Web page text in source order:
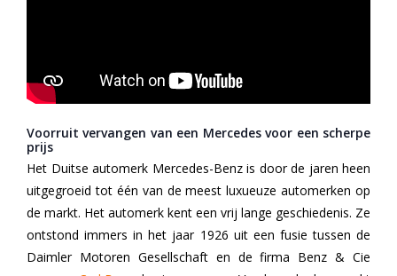
Voorruit vervangen van een Mercedes voor een scherpe
prijs
Het Duitse automerk Mercedes-Benz is door de jaren heen
uitgegroeid tot één van de meest luxueuze automerken op
de markt. Het automerk kent een vrij lange geschiedenis. Ze
ontstond immers in het jaar 1926 uit een fusie tussen de
Daimler Motoren Gesellschaft en de firma Benz & Cie